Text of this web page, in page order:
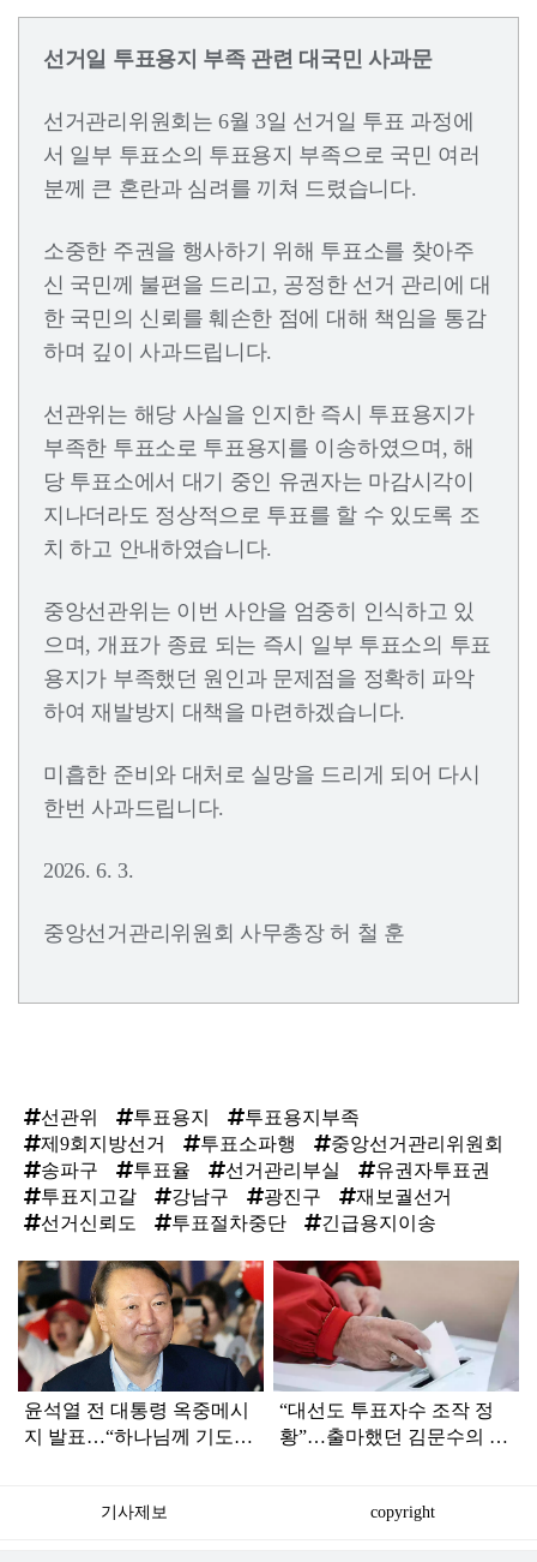
선거일 투표용지 부족 관련 대국민 사과문
선거관리위원회는 6월 3일 선거일 투표 과정에
서 일부 투표소의 투표용지 부족으로 국민 여러
분께 큰 혼란과 심려를 끼쳐 드렸습니다.
소중한 주권을 행사하기 위해 투표소를 찾아주
신 국민께 불편을 드리고, 공정한 선거 관리에 대
한 국민의 신뢰를 훼손한 점에 대해 책임을 통감
하며 깊이 사과드립니다.
선관위는 해당 사실을 인지한 즉시 투표용지가
부족한 투표소로 투표용지를 이송하였으며, 해
당 투표소에서 대기 중인 유권자는 마감시각이
지나더라도 정상적으로 투표를 할 수 있도록 조
치 하고 안내하였습니다.
중앙선관위는 이번 사안을 엄중히 인식하고 있
으며, 개표가 종료 되는 즉시 일부 투표소의 투표
용지가 부족했던 원인과 문제점을 정확히 파악
하여 재발방지 대책을 마련하겠습니다.
미흡한 준비와 대처로 실망을 드리게 되어 다시
한번 사과드립니다.
2026. 6. 3.
중앙선거관리위원회 사무총장 허 철 훈
선관위 투표용지
투표용지부족
제9회지방선거
투표소파행
중앙선거관리위원회
송파구
투표율 선거관리부실
유권자투표권
투표지고갈
강남구 광진구
재보궐선거
선거신뢰도
투표절차중단 긴급용지이송
탑
라
인
윤석열 전 대통령 옥중메시
지 발표…“하나님께 기도드
“대선도 투표자수 조작 정
황”…출마했던 김문수의 반
기사제보 copyright